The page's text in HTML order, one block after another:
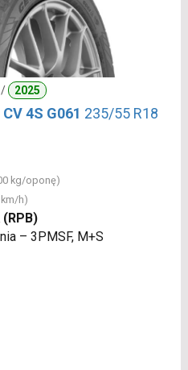
/ 2025
4S G061 235/55 R18
kg/oponę)
h)
(RPB)
– 3PMSF, M+S